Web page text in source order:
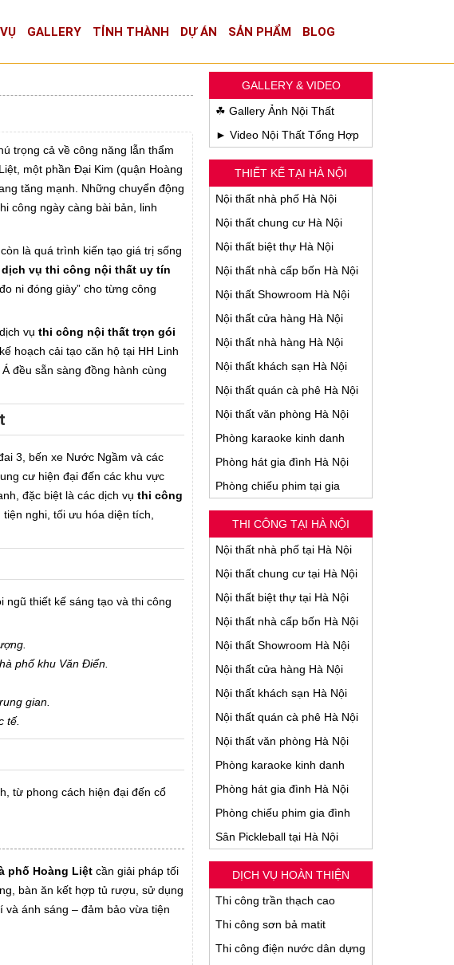
GALLERY TỈNH THÀNH DỰ ÁN SẢN PHẨM BLOG
trọng cả về công năng lẫn thẩm
một phần Đại Kim (quận Hoàng
tăng mạnh. Những chuyển động
công ngày càng bài bản, linh
là quá trình kiến tạo giá trị sống
dịch vụ thi công nội thất uy tín
ni đóng giày” cho từng công
vụ thi công nội thất trọn gói
hoạch cải tạo căn hộ tại HH Linh
đều sẵn sàng đồng hành cùng
3, bến xe Nước Ngầm và các
cư hiện đại đến các khu vực
đặc biệt là các dịch vụ thi công
nghi, tối ưu hóa diện tích,
ngũ thiết kế sáng tạo và thi công
phố khu Văn Điển.
gian.
tế.
từ phong cách hiện đại đến cổ
phố Hoàng Liệt cần giải pháp tối
bàn ăn kết hợp tủ rượu, sử dụng
ánh sáng – đảm bảo vừa tiện
GALLERY & VIDEO
☘ Gallery Ảnh Nội Thất
► Video Nội Thất Tổng Hợp
THIẾT KẾ TẠI HÀ NỘI
Nội thất nhà phố Hà Nội
Nội thất chung cư Hà Nội
Nội thất biệt thự Hà Nội
Nội thất nhà cấp bốn Hà Nội
Nội thất Showroom Hà Nội
Nội thất cửa hàng Hà Nội
Nội thất nhà hàng Hà Nội
Nội thất khách sạn Hà Nội
Nội thất quán cà phê Hà Nội
Nội thất văn phòng Hà Nội
Phòng karaoke kinh danh
Phòng hát gia đình Hà Nội
Phòng chiếu phim tại gia
THI CÔNG TẠI HÀ NỘI
Nội thất nhà phố tại Hà Nội
Nội thất chung cư tại Hà Nội
Nội thất biệt thự tại Hà Nội
Nội thất nhà cấp bốn Hà Nội
Nội thất Showroom Hà Nội
Nội thất cửa hàng Hà Nội
Nội thất khách sạn Hà Nội
Nội thất quán cà phê Hà Nội
Nội thất văn phòng Hà Nội
Phòng karaoke kinh danh
Phòng hát gia đình Hà Nội
Phòng chiếu phim gia đình
Sân Pickleball tại Hà Nội
DỊCH VỤ HOÀN THIỆN
Thi công trần thạch cao
Thi công sơn bả matit
Thi công điện nước dân dựng